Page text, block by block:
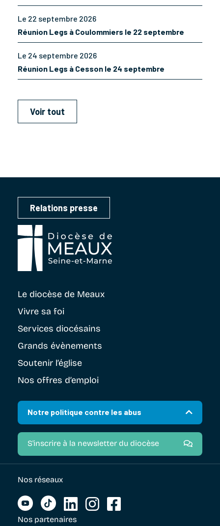
Le 22 septembre 2026
Réunion Legs à Coulommiers le 22 septembre
Le 24 septembre 2026
Réunion Legs à Cesson le 24 septembre
Voir tout
Relations presse
Le diocèse de Meaux
Vivre sa foi
Services diocésains
Grands évènements
Soutenir l’église
Nos offres d’emploi
Notre politique contre les abus
S'inscrire à la newsletter du diocèse
Nos réseaux
Nos partenaires